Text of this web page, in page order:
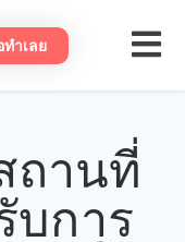
ทําเลย
ถานที่
บการ